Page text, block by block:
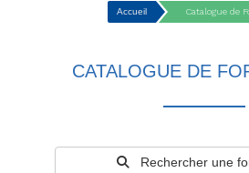
Accueil Catalogue de
CATALOGUE DE
Rechercher une